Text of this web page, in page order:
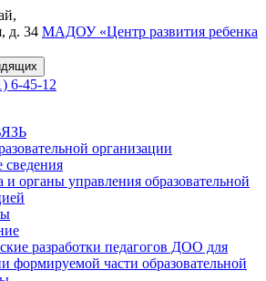
д. 34 МАДОУ «Центр развития ребенка
6-45-12
организации
и органы управления образовательной
разработки педагогов ДОО для
формируемой части образовательной